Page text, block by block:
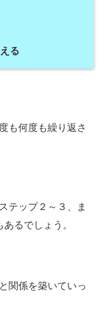
る
も何度も繰り返さ
テップ２～３、ま
るでしょう。
関係を築いていっ